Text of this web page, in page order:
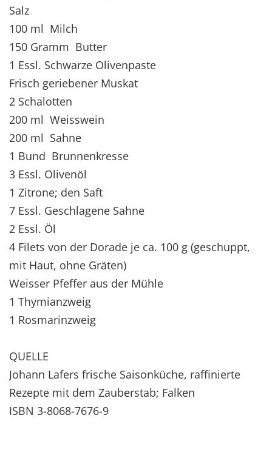
Salz
100 ml Milch
150 Gramm Butter
1 Essl. Schwarze Olivenpaste
Frisch geriebener Muskat
2 Schalotten
200 ml Weisswein
200 ml Sahne
1 Bund Brunnenkresse
3 Essl. Olivenöl
1 Zitrone; den Saft
7 Essl. Geschlagene Sahne
2 Essl. Öl
4 Filets von der Dorade je ca. 100 g (geschuppt,
mit Haut, ohne Gräten)
Weisser Pfeffer aus der Mühle
1 Thymianzweig
1 Rosmarinzweig
QUELLE
Johann Lafers frische Saisonküche, raffinierte
Rezepte mit dem Zauberstab; Falken
ISBN 3-8068-7676-9